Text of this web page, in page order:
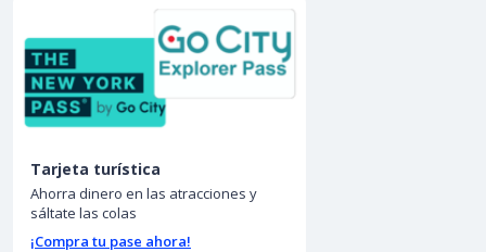
Tarjeta turística
Ahorra dinero en las atracciones y
sáltate las colas
¡Compra tu pase ahora!